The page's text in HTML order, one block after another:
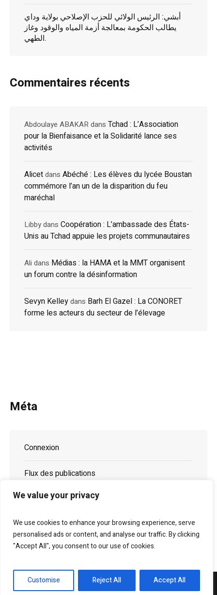
We value your privacy
We use cookies to enhance your browsing experience, serve
personalised ads or content, and analyse our traffic. By clicking
"Accept All", you consent to our use of cookies.
Customise Reject All Accept All
أبشي: الرئيس الولائي للحزب الإصلاحي بولاية وداي
يطالب الحكومة بمعالجة أزمة المياه والوقود وغاز
الطهي.
Commentaires récents
Abdoulaye ABAKARdans Tchad : L’Association
pour la Bienfaisance et la Solidarité lance ses
activités
Alicetdans Abéché : Les élèves du lycée Boustan
commémore l’an un de la disparition du feu
maréchal
Libbydans Coopération : L’ambassade des États-
Unis au Tchad appuie les projets communautaires
Ali dans Médias : la HAMA et la MMT organisent
un forum contre la désinformation
Sevyn Kelleydans Barh El Gazel : La CONORET
forme les acteurs du secteur de l’élevage
Méta
Connexion
Flux des publications
Flux des commentaires
Site de WordPress-FR
Magazilla © 2026 / All Rights Reserved